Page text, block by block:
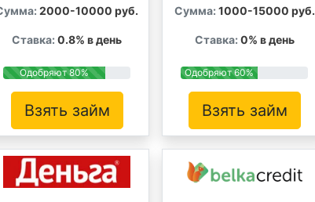
2000-10000 руб.
Ставка: 0.8% в день
Одобряют 80%
Взять займ
Сумма: 1000-15000 руб.
Ставка: 0% в день
Одобряют 60%
Взять займ